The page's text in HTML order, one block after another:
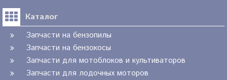
Каталог
Запчасти на бензопилы
Запчасти на бензокосы
Запчасти для мотоблоков и культиваторов
Запчасти для лодочных моторов